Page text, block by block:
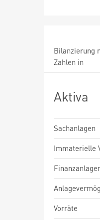
Bilanzierung
Zahlen in
Aktiva
Sachanlagen
Immaterielle
Vorräte